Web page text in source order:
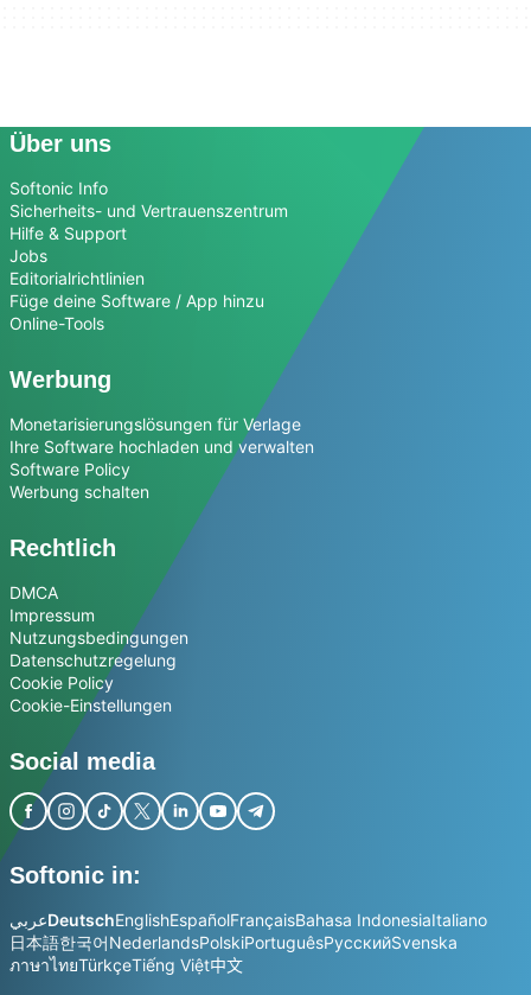
Über uns
Softonic Info
Sicherheits- und Vertrauenszentrum
Hilfe & Support
Jobs
Editorialrichtlinien
Füge deine Software / App hinzu
Online-Tools
Werbung
Monetarisierungslösungen für Verlage
Ihre Software hochladen und verwalten
Software Policy
Werbung schalten
Rechtlich
DMCA
Impressum
Nutzungsbedingungen
Datenschutzregelung
Cookie Policy
Cookie-Einstellungen
Social media
Softonic in:
عربيDeutschEnglishEspañolFrançaisBahasa IndonesiaItaliano
日本語한국어NederlandsPolskiPortuguêsРусскийSvenska
ภาษาไทยTürkçeTiếng Việt中文